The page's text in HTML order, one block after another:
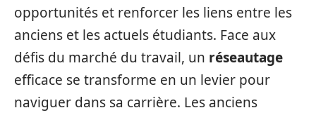
opportunités et renforcer les liens entre les
anciens et les actuels étudiants. Face aux
défis du marché du travail, un réseautage
efficace se transforme en un levier pour
naviguer dans sa carrière. Les anciens